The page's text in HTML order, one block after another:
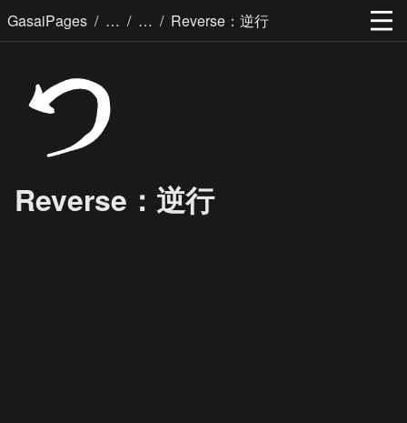
GasaiPages / / / Reverse：逆行
Reverse：逆行